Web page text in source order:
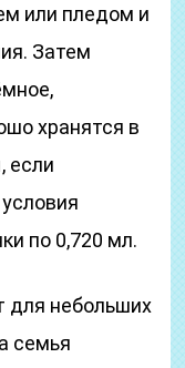
или пледом и
Затем
хранятся в
если
по 0,720 мл.
для небольших
семья